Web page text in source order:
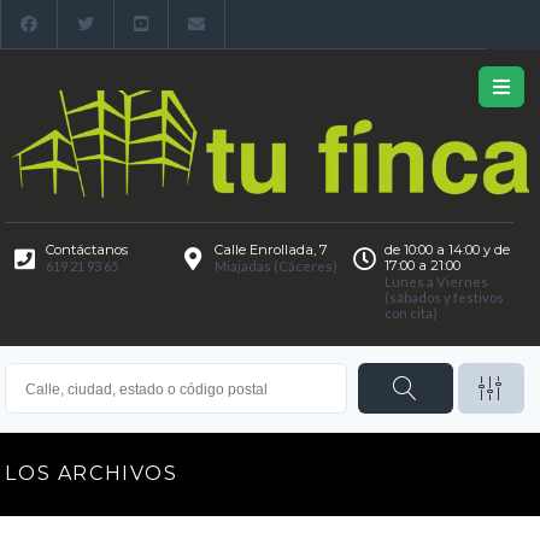
Contáctanos
619 21 93 65
Calle Enrollada, 7
Miajadas (Cáceres)
de 10:00 a 14:00 y de
17:00 a 21:00
Lunes a Viernes
(sábados y festivos
con cita)
LOS ARCHIVOS